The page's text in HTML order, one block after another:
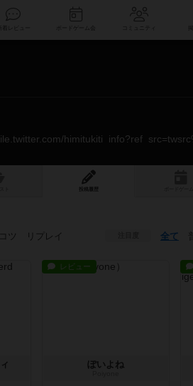
コミュ
投稿履歴
ツ リプレイ 全て
レビュー
ぽいよね